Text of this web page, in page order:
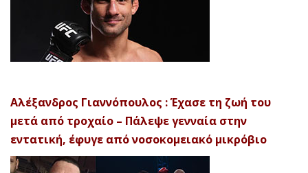
Αλέξανδρος Γιαννόπουλος : Έχασε τη ζωή του
μετά από τροχαίο – Πάλεψε γενναία στην
εντατική, έφυγε από νοσοκομειακό μικρόβιο